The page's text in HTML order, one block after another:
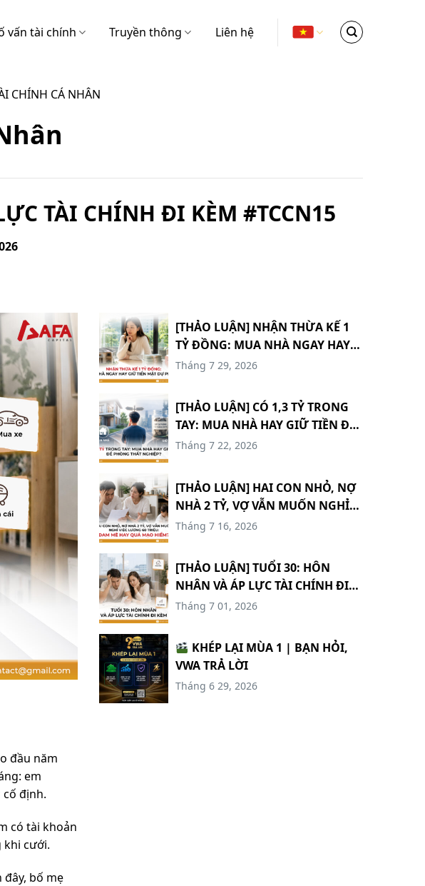
vấn tài chính Truyền thông Liên hệ
CHÍNH CÁ NHÂN
TÀI CHÍNH ĐI KÈM #TCCN15
đầu năm
em
định.
có tài khoản
khi cưới.
bố mẹ
[THẢO LUẬN] NHẬN THỪA KẾ 1
TỶ ĐỒNG: MUA NHÀ NGAY HAY
GIỮ TIỀN MẶT DỰ PHÒNG?
Tháng 7 29, 2026
[THẢO LUẬN] CÓ 1,3 TỶ TRONG
TAY: MUA NHÀ HAY GIỮ TIỀN ĐỂ
Tháng 7 22, 2026
[THẢO LUẬN] HAI CON NHỎ, NỢ
NHÀ 2 TỶ, VỢ VẪN MUỐN NGHỈ
VIỆC LƯƠNG 60 TRIỆU: ĐAM MÊ
Tháng 7 16, 2026
[THẢO LUẬN] TUỔI 30: HÔN
NHÂN VÀ ÁP LỰC TÀI CHÍNH ĐI
KÈM #TCCN15
Tháng 7 01, 2026
KHÉP LẠI MÙA 1 | BẠN HỎI,
VWA TRẢ LỜI
Tháng 6 29, 2026